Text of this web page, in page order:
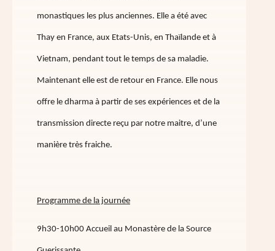
monastiques les plus anciennes. Elle a été avec
Thay en France, aux Etats-Unis, en Thaïlande et à
Vietnam, pendant tout le temps de sa maladie.
Maintenant elle est de retour en France. Elle nous
offre le dharma à partir de ses expériences et de la
transmission directe reçu par notre maitre, d’une
manière très fraiche.
Programme de la journée
9h30-10h00 Accueil au Monastère de la Source